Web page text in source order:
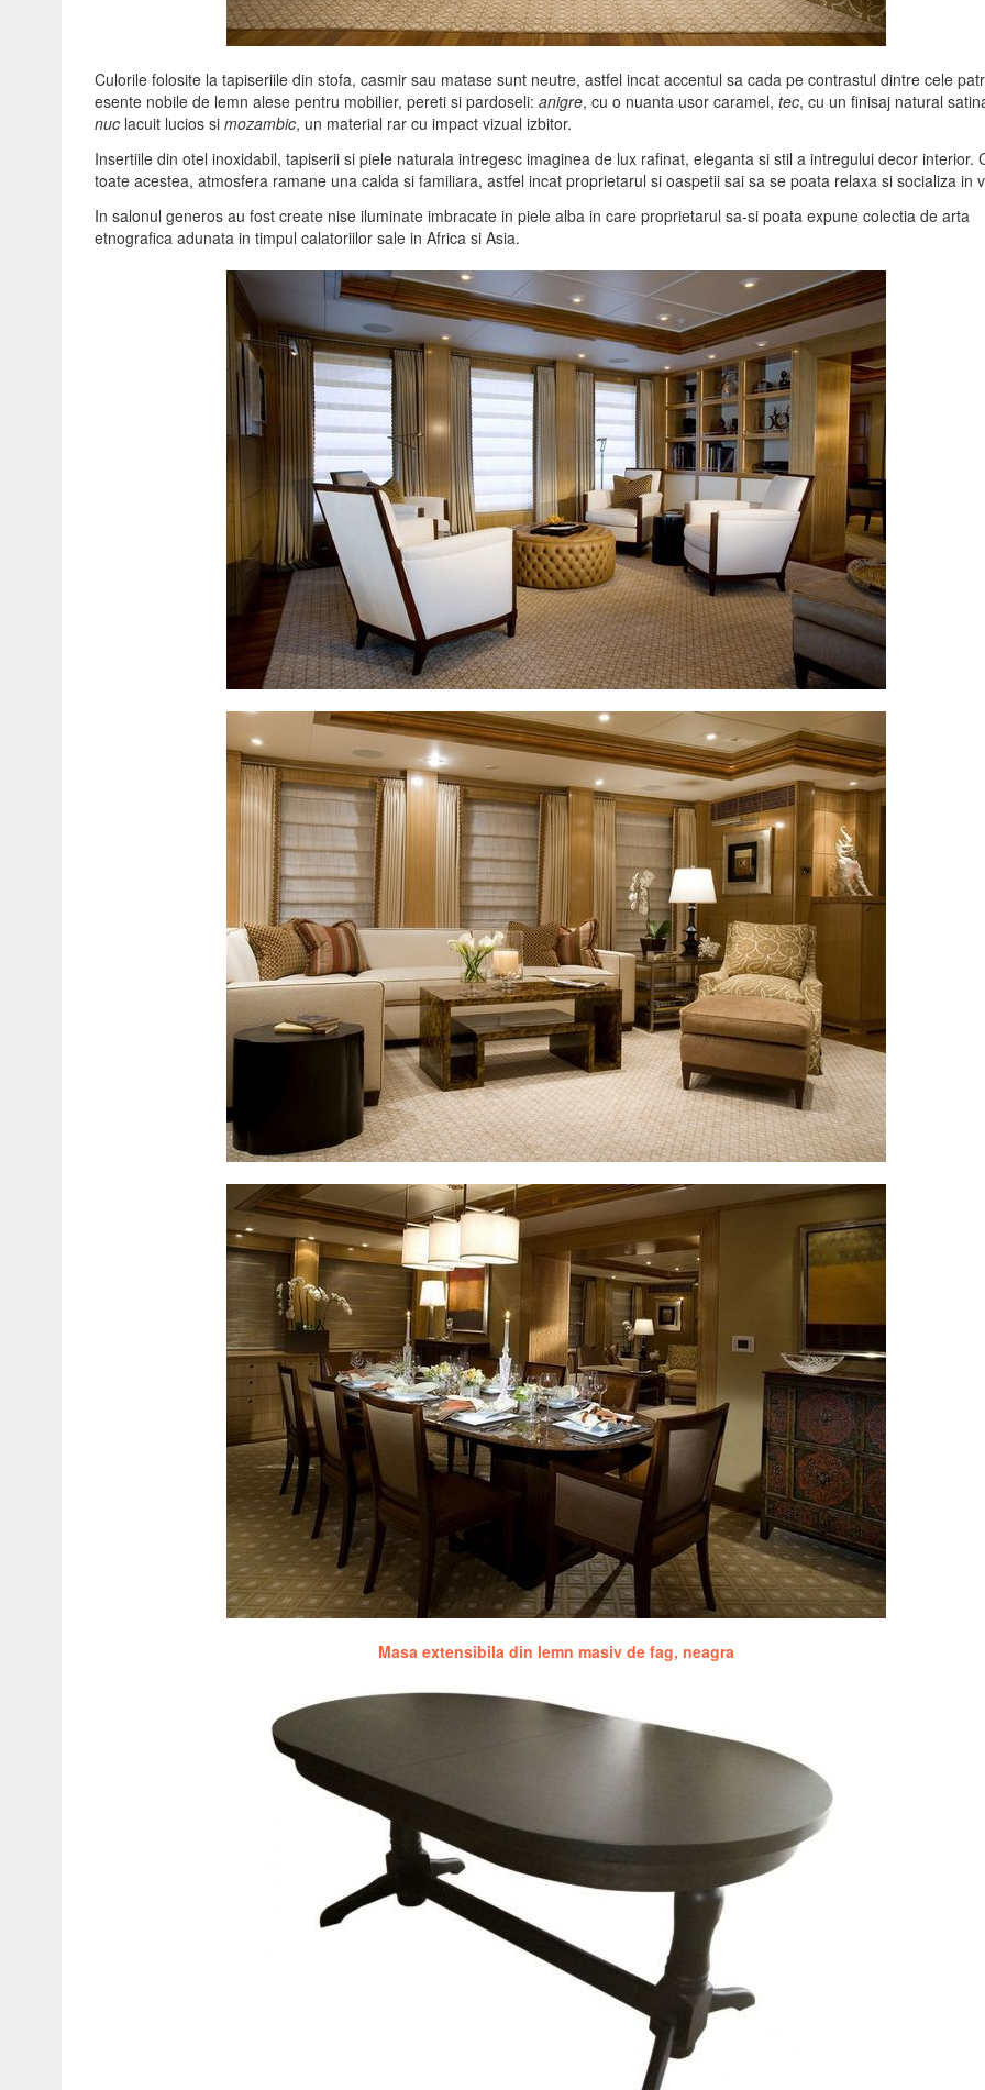
Culorile folosite la tapiseriile din stofa, casmir sau matase sunt neutre, astfel incat accentul sa cada pe contrastul dintre cele
esente nobile de lemn alese pentru mobilier, pereti si pardoseli: anigre, cu o nuanta usor caramel, tec, cu un finisaj natural
nuc lacuit lucios si mozambic, un material rar cu impact vizual izbitor.
Insertiile din otel inoxidabil, tapiserii si piele naturala intregesc imaginea de lux rafinat, eleganta si stil a intregului decor interior.
toate acestea, atmosfera ramane una calda si familiara, astfel incat proprietarul si oaspetii sai sa se poata relaxa si socializa in
In salonul generos au fost create nise iluminate imbracate in piele alba in care proprietarul sa-si poata expune colectia de arta
etnografica adunata in timpul calatoriilor sale in Africa si Asia.
Masa extensibila din lemn masiv de fag, neagra
Va invitam sa dati 'Like' paginii noastre de Facebook
pentru a afla zilnic noutati interesante. Va multumim!